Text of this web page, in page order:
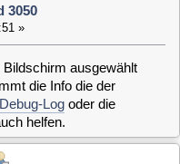
habe ich die
den Anhang
mal nicht,...